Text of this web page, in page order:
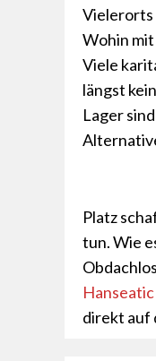
Vielerorts
Wohin
Viele
längst
Lager
Platz
tun. Wie
direkt auf